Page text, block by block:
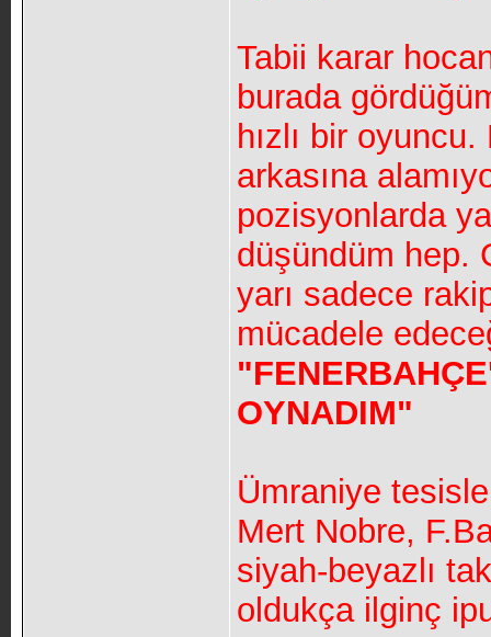
Tabii karar
burada
hızlı bir
arkasına
pozisyonlarda
düşündüm hep.
yarı sadece
mücadele
OYNADIM"
Ümraniye
Mert Nobre,
siyah-beyazlı
oldukça ilginç